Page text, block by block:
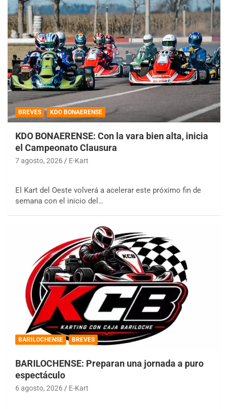
BREVES KDO BONAERENSE
KDO BONAERENSE: Con la vara bien alta, inicia
el Campeonato Clausura
7 agosto, 2026 E-Kart
El Kart del Oeste volverá a acelerar este próximo fin de
semana con el inicio del…
BARILOCHENSE BREVES
BARILOCHENSE: Preparan una jornada a puro
espectáculo
6 agosto, 2026 E-Kart